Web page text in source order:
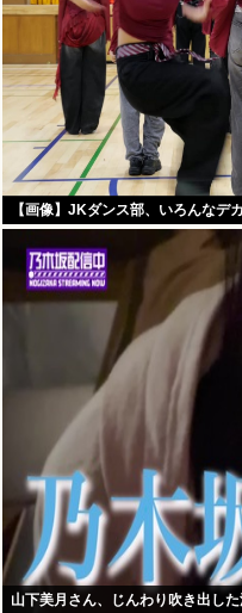
【画像】JKダンス部、いろんなデ
山下美月さん、じんわり吹き出し